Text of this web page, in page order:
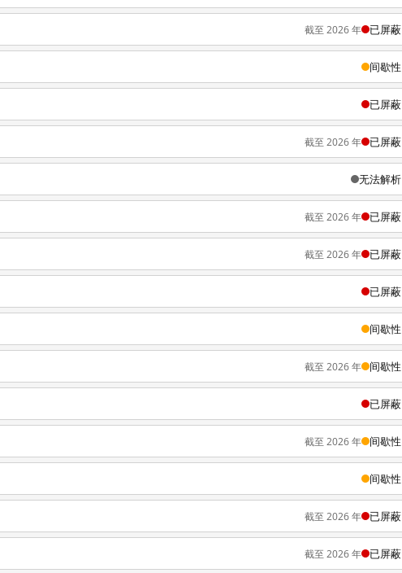
截至 2026 年 已屏蔽
间歇性
已屏蔽
截至 2026 年 已屏蔽
无法解析
截至 2026 年 已屏蔽
截至 2026 年 已屏蔽
已屏蔽
间歇性
截至 2026 年 间歇性
已屏蔽
截至 2026 年 间歇性
间歇性
截至 2026 年 已屏蔽
截至 2026 年 已屏蔽